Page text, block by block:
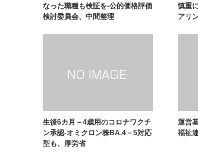
なった職種も検証を-公的価格評価
検討委員会、中間整理
慎重
アリ
生後6カ月－4歳用のコロナワクチ
ン承認-オミクロン株BA.4－5対応
型も、厚労省
運営
福祉